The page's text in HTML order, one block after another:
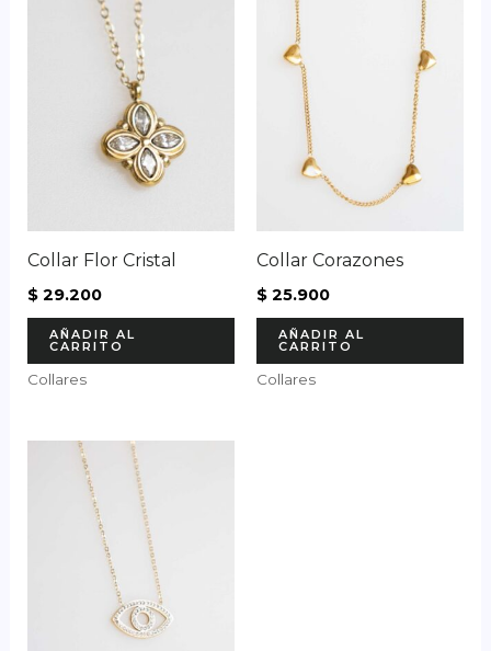
Collar Flor Cristal
$29.200
AÑADIR AL
CARRITO
Collares
Collar Corazones
$ 25.900
AÑADIR AL
CARRITO
Collares